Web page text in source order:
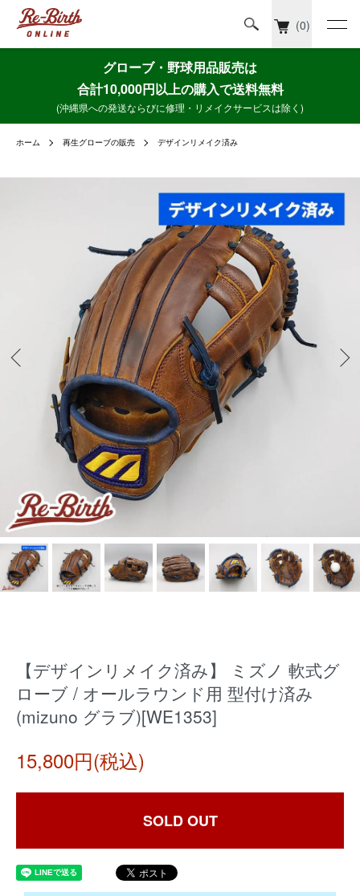
(0)
グローブ・野球用品販売は
合計10,000円以上の購入で送料無料
(沖縄県への発送ならびに修理・リメイクサービスは除く)
ホーム 再生グローブの販売 デザインリメイク済み
【デザインリメイク済み】 ミズノ 軟式グ
ローブ / オールラウンド用 型付け済み
(mizuno グラブ)[WE1353]
15,800円(税込)
SOLD OUT